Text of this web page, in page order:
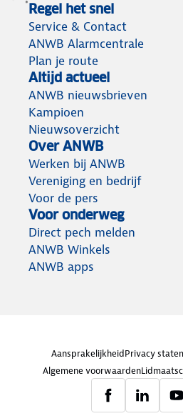
Regel het snel
Service & Contact
ANWB Alarmcentrale
Plan je route
Altijd actueel
ANWB nieuwsbrieven
Kampioen
Nieuwsoverzicht
Over ANWB
Werken bij ANWB
Vereniging en bedrijf
Voor de pers
Voor onderweg
Direct pech melden
ANWB Winkels
ANWB apps
AansprakelijkheidPrivacy
Algemene voorwaarden